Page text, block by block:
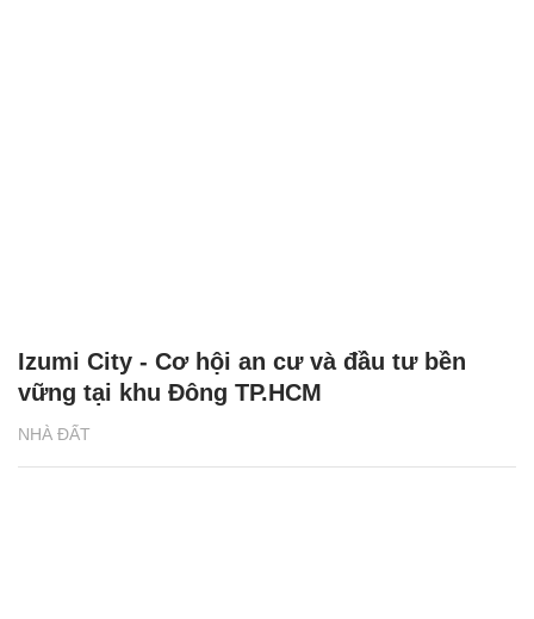
NHÀ ĐẤT
Izumi City - Cơ hội an cư và đầu tư bền
vững tại khu Đông TP.HCM